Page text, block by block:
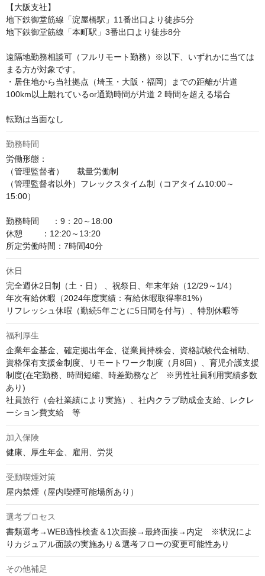
【大阪支社】
地下鉄御堂筋線「淀屋橋駅」11番出口より徒歩5分
地下鉄御堂筋線「本町駅」3番出口より徒歩8分
遠隔地勤務相談可（フルリモート勤務）※以下、いずれかに当ては
まる方が対象です。
・居住地から当社拠点（埼玉・大阪・福岡）までの距離が片道
100km以上離れているor通勤時間が片道 2 時間を超える場合
転勤は当面なし
勤務時間
労働形態：
（管理監督者）　  裁量労働制
（管理監督者以外）フレックスタイム制（コアタイム10:00～
15:00）
勤務時間　  ：9：20～18:00
休憩        ：12:20～13:20
所定労働時間：7時間40分
休日
完全週休2日制（土・日） 、祝祭日、年末年始（12/29～1/4）
年次有給休暇（2024年度実績：有給休暇取得率81%）
リフレッシュ休暇（勤続5年ごとに5日間を付与）、特別休暇等
福利厚生
企業年金基金、確定拠出年金、従業員持株会、資格試験代金補助、
資格保有支援金制度、リモートワーク制度（月8回）、育児介護支援
制度(在宅勤務、時間短縮、時差勤務など　※男性社員利用実績多数
あり)
社員旅行（会社業績により実施）、社内クラブ助成金支給、レクレ
ーション費支給　等
加入保険
健康、厚生年金、雇用、労災
受動喫煙対策
屋内禁煙（屋内喫煙可能場所あり）
選考プロセス
書類選考→WEB適性検査＆1次面接→最終面接→内定　※状況によ
りカジュアル面談の実施あり＆選考フローの変更可能性あり
その他補足